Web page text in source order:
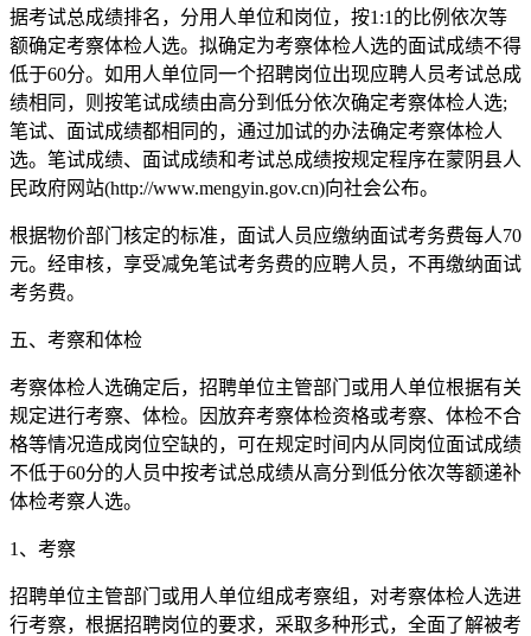
据考试总成绩排名，分用人单位和岗位，按1:1的比例依次等
额确定考察体检人选。拟确定为考察体检人选的面试成绩不得
低于60分。如用人单位同一个招聘岗位出现应聘人员考试总成
绩相同，则按笔试成绩由高分到低分依次确定考察体检人选;
笔试、面试成绩都相同的，通过加试的办法确定考察体检人
选。笔试成绩、面试成绩和考试总成绩按规定程序在蒙阴县人
民政府网站(http://www.mengyin.gov.cn)向社会公布。
根据物价部门核定的标准，面试人员应缴纳面试考务费每人70
元。经审核，享受减免笔试考务费的应聘人员，不再缴纳面试
考务费。
五、考察和体检
考察体检人选确定后，招聘单位主管部门或用人单位根据有关
规定进行考察、体检。因放弃考察体检资格或考察、体检不合
格等情况造成岗位空缺的，可在规定时间内从同岗位面试成绩
不低于60分的人员中按考试总成绩从高分到低分依次等额递补
体检考察人选。
1、考察
招聘单位主管部门或用人单位组成考察组，对考察体检人选进
行考察，根据招聘岗位的要求，采取多种形式，全面了解被考